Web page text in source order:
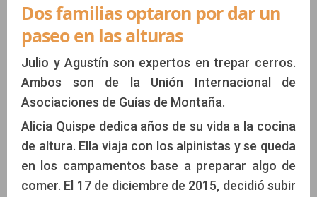
Dos familias optaron por dar un
paseo en las alturas
Julio y Agustín son expertos en trepar cerros.
Ambos son de la Unión Internacional de
Asociaciones de Guías de Montaña.
Alicia Quispe dedica años de su vida a la cocina
de altura. Ella viaja con los alpinistas y se queda
en los campamentos base a preparar algo de
comer. El 17 de diciembre de 2015, decidió subir